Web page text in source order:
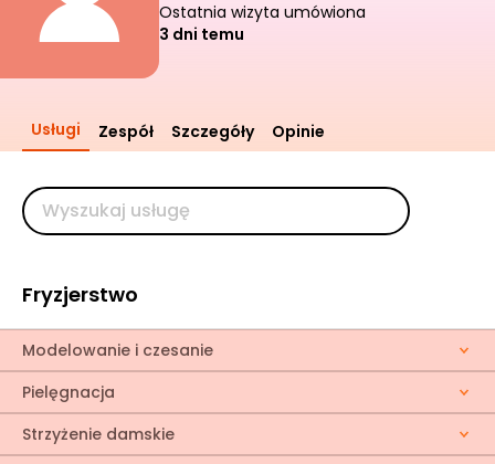
Ostatnia wizyta umówiona
3 dni temu
Usługi Zespół Szczegóły Opinie
Fryzjerstwo
Modelowanie i czesanie
Pielęgnacja
Strzyżenie damskie